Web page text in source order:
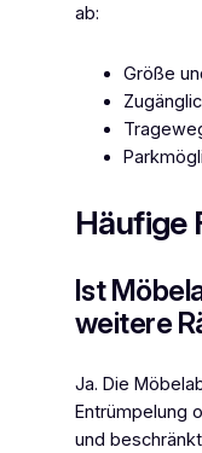
ab:
Größe
Häufige
Ist
weitere
Ja. Die
Entrümpelung
und